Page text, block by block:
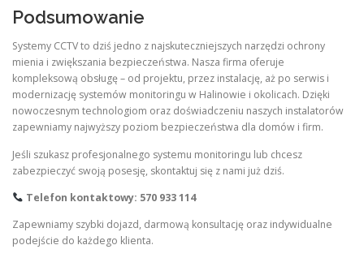
Podsumowanie
Systemy CCTV to dziś jedno z najskuteczniejszych narzędzi ochrony
mienia i zwiększania bezpieczeństwa. Nasza firma oferuje
kompleksową obsługę – od projektu, przez instalację, aż po serwis i
modernizację systemów monitoringu w Halinowie i okolicach. Dzięki
nowoczesnym technologiom oraz doświadczeniu naszych instalatorów
zapewniamy najwyższy poziom bezpieczeństwa dla domów i firm.
Jeśli szukasz profesjonalnego systemu monitoringu lub chcesz
zabezpieczyć swoją posesję, skontaktuj się z nami już dziś.
Telefon kontaktowy: 570 933 114
Zapewniamy szybki dojazd, darmową konsultację oraz indywidualne
podejście do każdego klienta.